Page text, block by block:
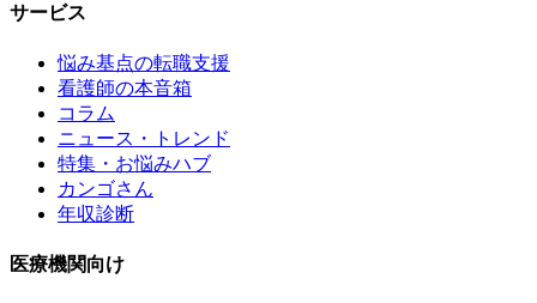
サービス
悩み基点の転職支援
看護師の本音箱
コラム
ニュース・トレンド
特集・お悩みハブ
カンゴさん
年収診断
医療機関向け